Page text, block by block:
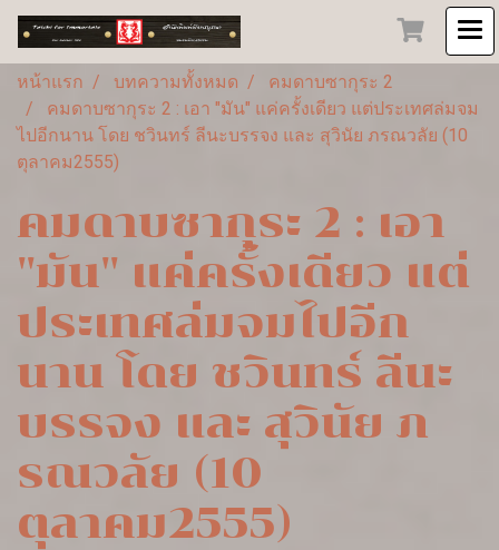
หน้าแรก บทความทั้งหมด
คมดาบซากุระ 2
คมดาบซากุระ 2 : เอา "มัน" แค่ครั้งเดียว แต่ประเทศล่มจม
ไปอีกนาน โดย ชวินทร์ ลีนะบรรจง และ สุวินัย ภรณวลัย (10
ตุลาคม2555)
คมดาบซากุระ 2 : เอา
"มัน" แค่ครั้งเดียว แต่
ประเทศล่มจมไปอีก
นาน โดย ชวินทร์ ลีนะ
บรรจง และ สุวินัย ภ
รณวลัย (10
ตุลาคม2555)